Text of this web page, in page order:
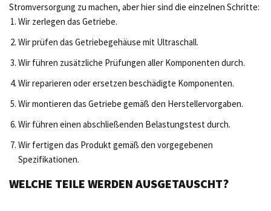
Stromversorgung zu machen, aber hier sind die einzelnen Schritte:
Wir zerlegen das Getriebe.
Wir prüfen das Getriebegehäuse mit Ultraschall.
Wir führen zusätzliche Prüfungen aller Komponenten durch.
Wir reparieren oder ersetzen beschädigte Komponenten.
Wir montieren das Getriebe gemäß den Herstellervorgaben.
Wir führen einen abschließenden Belastungstest durch.
Wir fertigen das Produkt gemäß den vorgegebenen
Spezifikationen.
WELCHE TEILE WERDEN AUSGETAUSCHT?